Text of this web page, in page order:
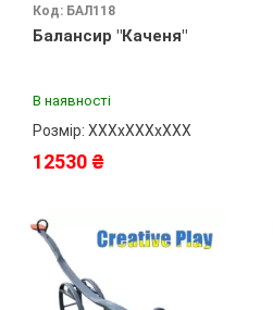
Код: БАЛ118
Балансир "Каченя"
В наявності
Розмір: ХХХхХХХхХХХ
12530 ₴